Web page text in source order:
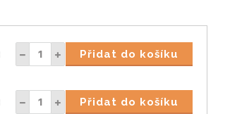
Přidat do košíku
Přidat do košíku